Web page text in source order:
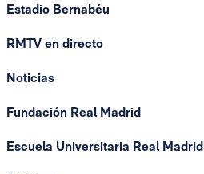
Estadio Bernabéu
RMTV en directo
Noticias
Fundación Real Madrid
Escuela Universitaria Real Madrid